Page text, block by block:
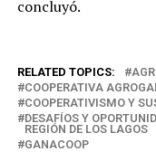
concluyó.
RELATED TOPICS:
COOPERATIVA
COOPERATIVISMO Y
DESAFÍOS Y
REGIÓN DE LOS LAGOS
GANACOOP